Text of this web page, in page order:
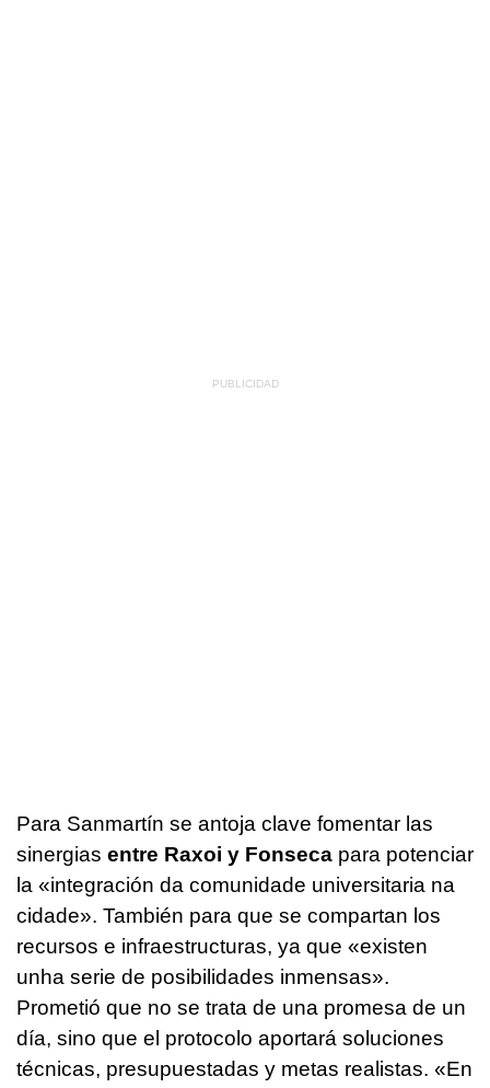
Para Sanmartín se antoja clave fomentar las
sinergias entre Raxoi y Fonseca para potenciar
la «integración da comunidade universitaria na
cidade». También para que se compartan los
recursos e infraestructuras, ya que «existen
unha serie de posibilidades inmensas».
Prometió que no se trata de una promesa de un
día, sino que el protocolo aportará soluciones
técnicas, presupuestadas y metas realistas. «En